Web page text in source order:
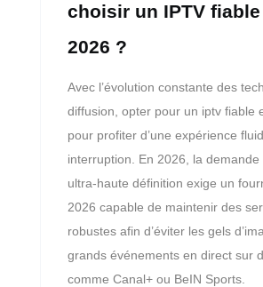
choisir un IPTV fiable
2026 ?
Avec l’évolution constante des
diffusion, opter pour un iptv fiable
pour profiter d’une expérience
interruption. En 2026, la demande
ultra-haute définition exige un
2026 capable de maintenir des
robustes afin d’éviter les gels
grands événements en direct sur
comme Canal+ ou BeIN Sports.